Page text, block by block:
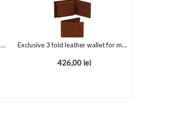
Exclusive 3 fold leather wallet for men Dark Brown Exclusive 3 fold leather wallet for men Brown
426,00 lei